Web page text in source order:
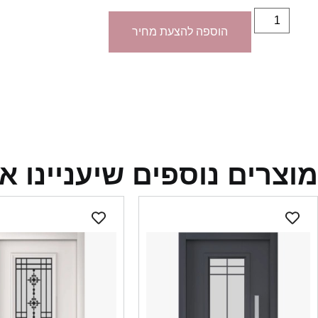
הוספה להצעת מחיר
מוצרים נוספים שיעניינו